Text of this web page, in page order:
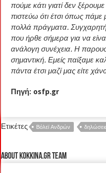
πούμε κάτι γιατί δεν
πιστεύω ότι έτσι όπως
πολλά πράγματα.
που ήρθε σήμερα για να
ανάλογη συνέχεια. Η
σημαντική. Εμείς παίξαμε
πάντα έτσι μαζί μας είτε
Πηγή: osfp.gr
Ετικέτες Βόλεϊ Ανδρών
About kokkina.gr TEAM